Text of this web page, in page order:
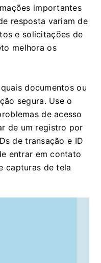
importantes
resposta variam de
e solicitações de
melhora os
documentos ou
segura. Use o
de acesso
de um registro por
de transação e ID
entrar em contato
capturas de tela